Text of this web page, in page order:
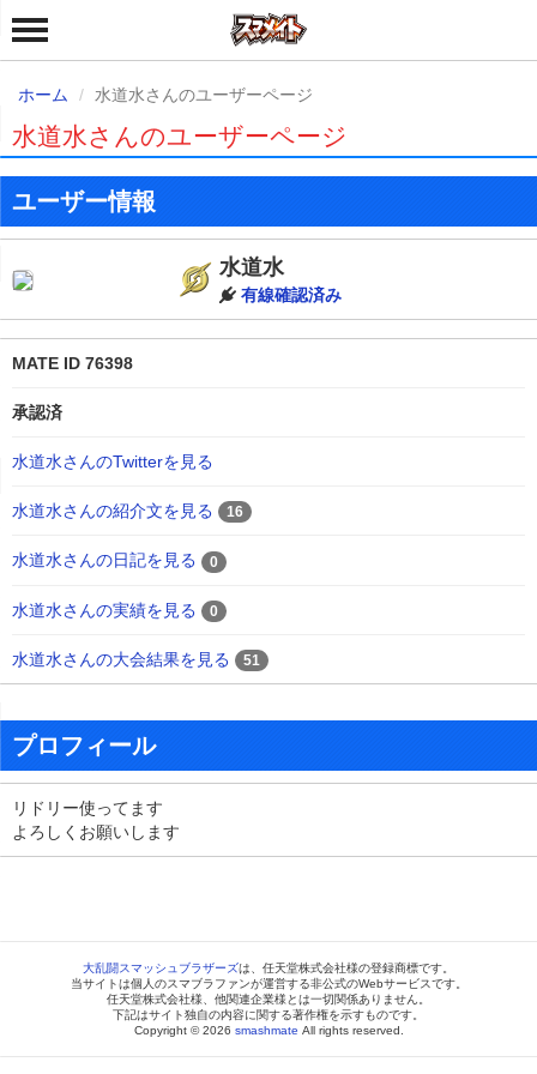
ホーム 水道水さんのユーザーページ
水道水さんのユーザーページ
ユーザー情報
水道水
有線確認済み
MATE ID 76398
承認済
水道水さんのTwitterを見る
水道水さんの紹介文を見る 16
水道水さんの日記を見る 0
水道水さんの実績を見る 0
水道水さんの大会結果を見る 51
プロフィール
リドリー使ってます
よろしくお願いします
大乱闘スマッシュブラザーズは、任天堂株式会社様の登録商標です。
当サイトは個人のスマブラファンが運営する非公式のWebサービスです。
任天堂株式会社様、他関連企業様とは一切関係ありません。
下記はサイト独自の内容に関する著作権を示すものです。
Copyright © 2026 smashmate All rights reserved.